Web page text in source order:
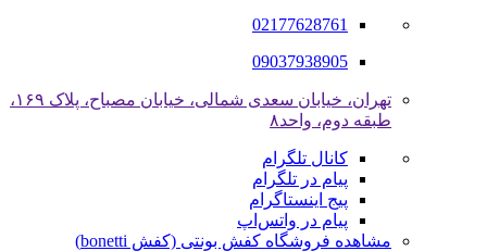
02177628761
09037938905
تهران، خیابان سعدی شمالی، خیابان مصباح، پلاک ۱۶۹،
طبقه دوم، واحد۸
کانال تلگرام
پیام در تلگرام
پیج اینستاگرام
پیام در واتس‌اپ
مشاهده فروشگاه کفش بونتی (کفش bonetti)